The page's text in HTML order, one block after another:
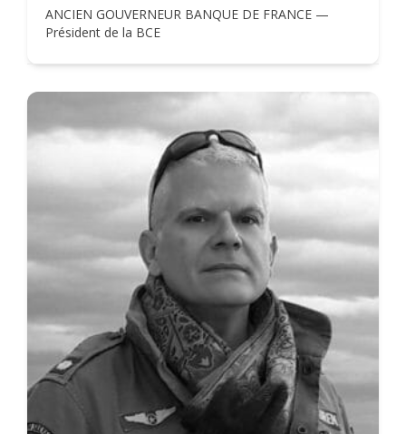
ANCIEN GOUVERNEUR BANQUE DE FRANCE —
Président de la BCE